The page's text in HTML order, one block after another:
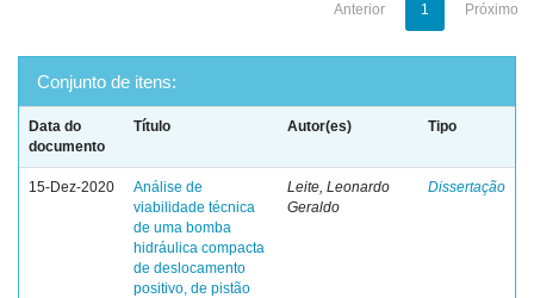
Anterior 1 Próximo
Conjunto de itens:
Data do
documento
Título Autor(es) Tipo
15-Dez-2020
Análise de
viabilidade técnica
de uma bomba
hidráulica compacta
de deslocamento
positivo, de pistão
Leite, Leonardo
Geraldo
Dissertação